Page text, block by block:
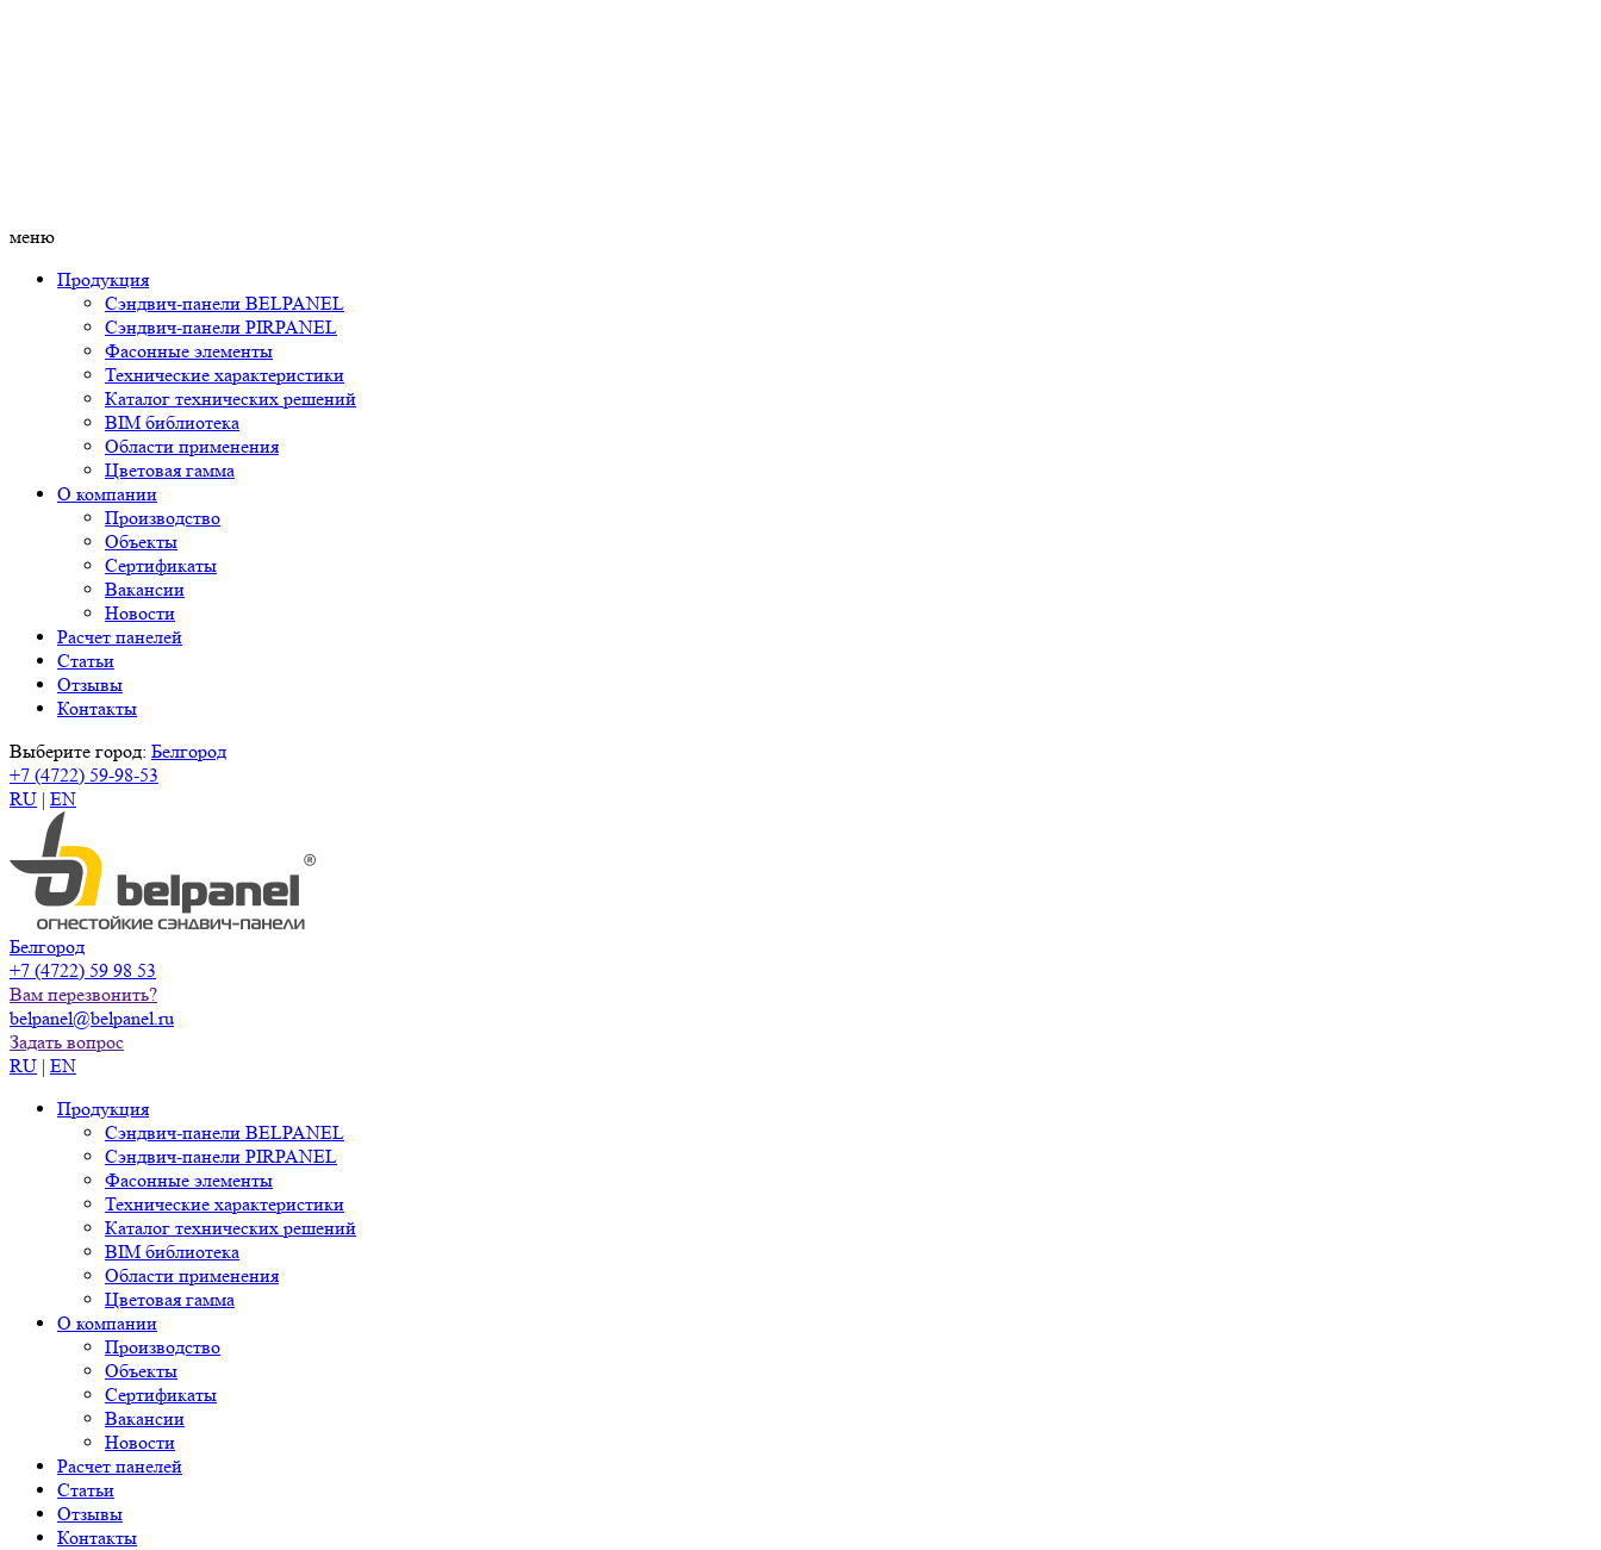
меню
Продукция
Сэндвич-панели BELPANEL
Сэндвич-панели PIRPANEL
Фасонные элементы
Технические характеристики
Каталог технических решений
BIM библиотека
Области применения
Цветовая гамма
О компании
Производство
Объекты
Сертификаты
Вакансии
Новости
Расчет панелей
Статьи
Отзывы
Контакты
Выберите город: Белгород
+7 (4722) 59-98-53
RU | EN
Белгород
+7 (4722) 59 98 53
Вам перезвонить?
belpanel@belpanel.ru
Задать вопрос
RU | EN
Продукция
Сэндвич-панели BELPANEL
Сэндвич-панели PIRPANEL
Фасонные элементы
Технические характеристики
Каталог технических решений
BIM библиотека
Области применения
Цветовая гамма
О компании
Производство
Объекты
Сертификаты
Вакансии
Новости
Расчет панелей
Статьи
Отзывы
Контакты